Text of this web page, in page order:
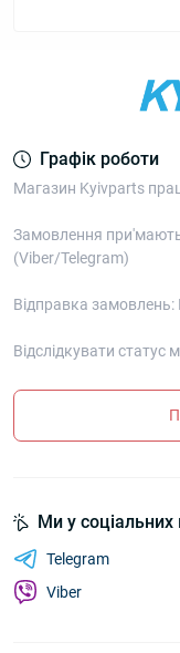
Графік роботи
Магазин Kyivparts
Замовлення
(Viber/Telegram)
Відправка
Відслідкувати
Ми у
Telegram
Viber